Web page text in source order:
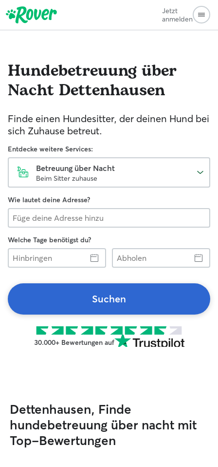
Jetzt
anmelden
Hundebetreuung über
Nacht Dettenhausen
Finde einen Hundesitter, der deinen Hund bei
sich Zuhause betreut.
Entdecke weitere Services:
Betreuung über Nacht
Beim Sitter zuhause
Wie lautet deine Adresse?
Welche Tage benötigst du?
Hinbringen
Abholen
Suchen
30.000+ Bewertungen auf
Dettenhausen, Finde
hundebetreuung über nacht mit
Top-Bewertungen